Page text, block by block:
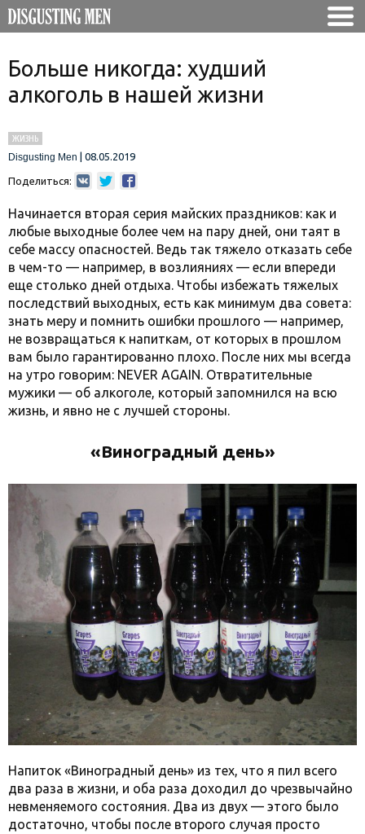
Больше никогда: худший
алкоголь в нашей жизни
ЖИЗНЬ
Disgusting Men
08.05.2019
Поделиться:
Начинается вторая серия майских праздников: как и
любые выходные более чем на пару дней, они таят в
себе массу опасностей. Ведь так тяжело отказать себе
в чем-то — например, в возлияниях — если впереди
еще столько дней отдыха. Чтобы избежать тяжелых
последствий выходных, есть как минимум два совета:
знать меру и помнить ошибки прошлого — например,
не возвращаться к напиткам, от которых в прошлом
вам было гарантированно плохо. После них мы всегда
на утро говорим: NEVER AGAIN. Отвратительные
мужики — об алкоголе, который запомнился на всю
жизнь, и явно не с лучшей стороны.
«Виноградный день»
Напиток «Виноградный день» из тех, что я пил всего
два раза в жизни, и оба раза доходил до чрезвычайно
невменяемого состояния. Два из двух — этого было
достаточно, чтобы после второго случая просто